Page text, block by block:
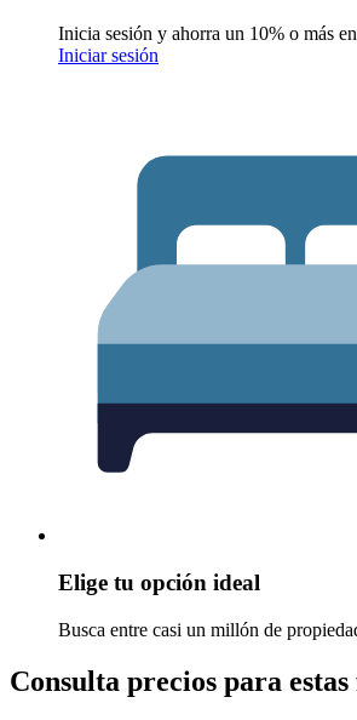
Inicia sesión y ahorra un 10% o más
Iniciar sesión
Elige tu opción ideal
Busca entre casi un millón de
Consulta precios para estas